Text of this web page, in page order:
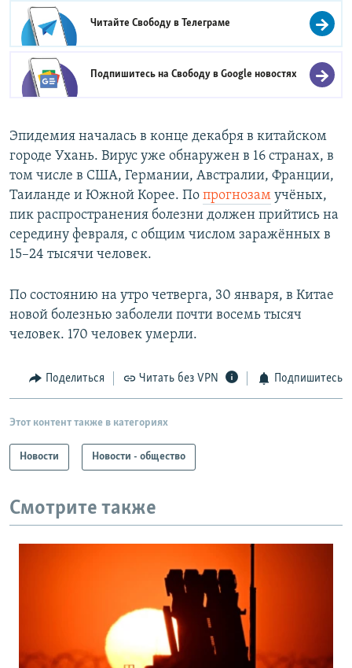
Читайте Свободу вТелеграме
Подпишитесь на Свободу вGoogle новостях
Эпидемия началась в конце декабря в китайском
городе Ухань. Вирус уже обнаружен в 16 странах, в
том числе в США, Германии, Австралии, Франции,
Таиланде и Южной Корее. По прогнозам учёных,
пик распространения болезни должен прийтись на
середину февраля, с общим числом заражённых в
15–24 тысячи человек.
По состоянию на утро четверга, 30 января, в Китае
новой болезнью заболели почти восемь тысяч
человек. 170 человек умерли.
Поделиться Читать без VPN Подпишитесь
Этот контент также в категориях
Новости Новости - общество
Смотрите также